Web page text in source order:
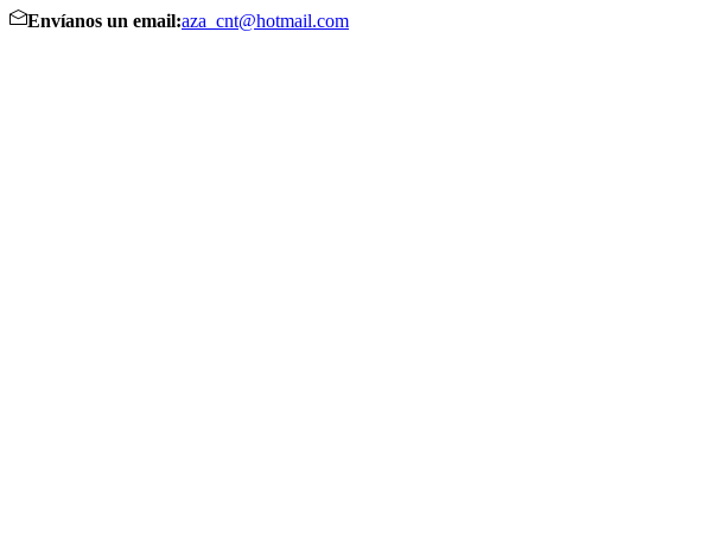
Envíanos un email:aza_cnt@hotmail.com